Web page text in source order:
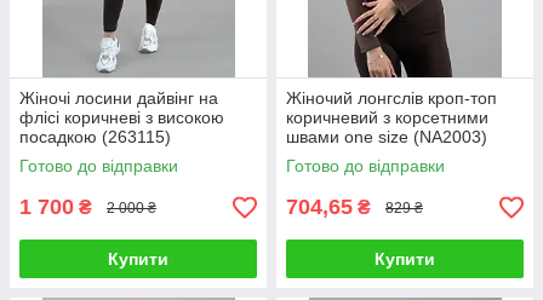
Жіночі лосини дайвінг на
флісі коричневі з високою
посадкою (263115)
Готово до відправки
1 700 ₴ 2 000 ₴
Купити
Жіночий лонгслів кроп-топ
коричневий з корсетними
швами one size (NA2003)
Готово до відправки
704,65 ₴ 829 ₴
Купити